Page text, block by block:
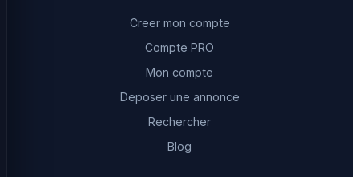
Creer mon compte
Compte PRO
Mon compte
Deposer une annonce
Rechercher
Blog